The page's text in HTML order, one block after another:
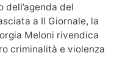
dell’agenda del
a Il Giornale, la
Meloni rivendica
criminalità e violenza